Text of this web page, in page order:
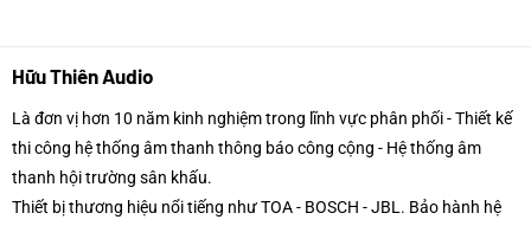
Hữu Thiên Audio
Là đơn vị hơn 10 năm kinh nghiệm trong lĩnh vực phân phối - Thiết kế
thi công hệ thống âm thanh thông báo công cộng - Hệ thống âm
thanh hội trường sân khấu.
Thiết bị thương hiệu nổi tiếng như TOA - BOSCH - JBL. Bảo hành hệ